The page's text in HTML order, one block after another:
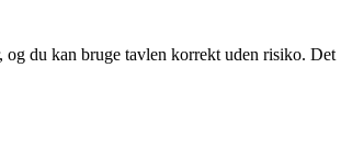
du kan bruge tavlen korrekt uden risiko. Det